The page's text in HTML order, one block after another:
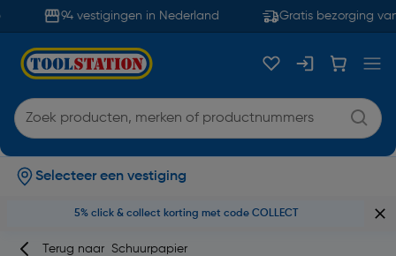
94 vestigingen in Nederland Gratis bezorging
Selecteer een vestiging
5% click & collect korting met code COLLECT
Terug naar Schuurpapier